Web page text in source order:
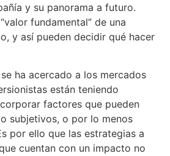
y su panorama a futuro.
fundamental” de una
y así pueden decidir qué hacer
ha acercado a los mercados
están teniendo
factores que pueden
subjetivos, o por lo menos
por ello que las estrategias a
cuentan con un impacto no